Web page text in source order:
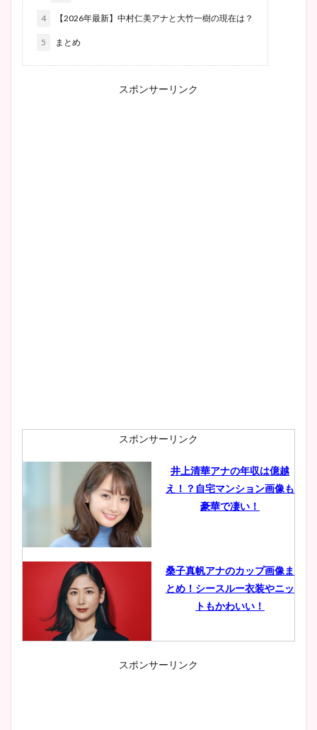
4 【2026年最新】中村仁美アナと大竹一樹の現在は？
5 まとめ
スポンサーリンク
スポンサーリンク
井上清華アナの年収は億越
え！？自宅マンション画像も
豪華で凄い！
桑子真帆アナのカップ画像ま
とめ！シースルー衣装やニッ
トもかわいい！
小室瑛莉子のカップ画像まと
スポンサーリンク